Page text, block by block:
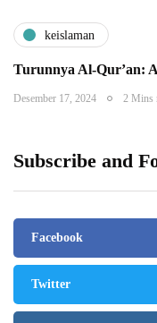
keislaman
Turunnya Al-Qur’an:
Desember 17, 2024 2 Mins
Subscribe and
Facebook
Twitter